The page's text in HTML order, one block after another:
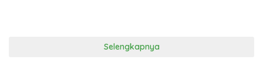
Selengkapnya